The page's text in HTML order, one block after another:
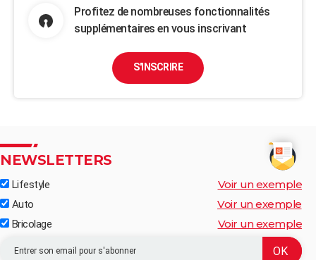
Profitez de nombreuses fonctionnalités
supplémentaires en vous inscrivant
S'INSCRIRE
NEWSLETTERS
Lifestyle Voir un exemple
Auto Voir un exemple
Bricolage Voir un exemple